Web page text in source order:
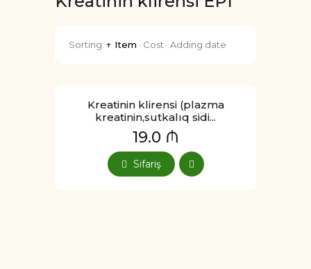
Sorting: ↑ Item · Cost · Adding date
Kreatinin klirensi (plazma
kreatinin,sutkalıq sidi...
19.0 ₼
Sifariş